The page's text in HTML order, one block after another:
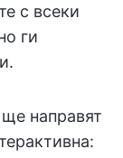
с всеки
ги
направят